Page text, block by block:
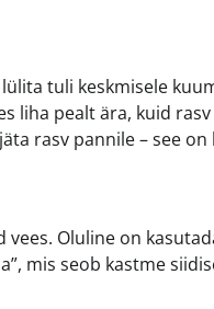
tuli keskmisele
liha pealt ära, kuid
rasv pannile – see on
Oluline on
mis seob kastme